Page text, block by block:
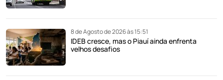
8 de Agosto de 2026 às 15:51
IDEB cresce, mas o Piauí ainda enfrenta
velhos desafios